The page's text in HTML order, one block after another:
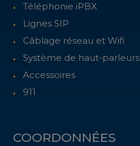
Téléphonie iPBX
Lignes SIP
Câblage réseau et Wifi
Système de haut-parleurs
Accessoires
911
COORDONNÉES